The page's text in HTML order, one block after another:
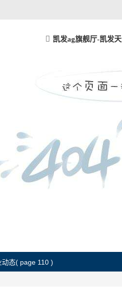
凯发ag旗舰厅-凯发
动态( page 110 )